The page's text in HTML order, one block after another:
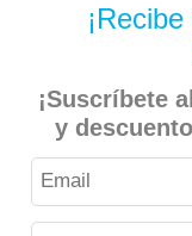
¡Suscríbete
y
Inicio Kiosko Dulce
Aguila – Chocolitos